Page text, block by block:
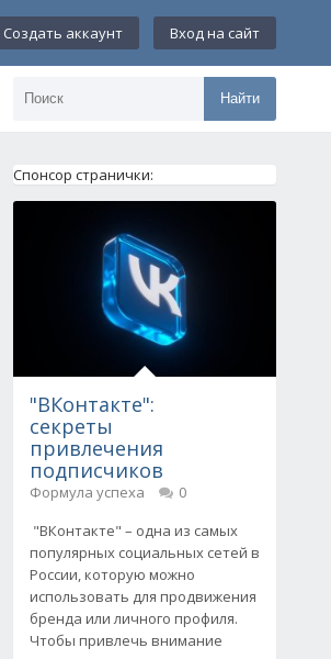
Создать аккаунт Вход на сайт
Найти
Спонсор странички:
"ВКонтакте":
секреты
привлечения
подписчиков
Формула успеха
0
"ВКонтакте" – одна из самых
популярных социальных сетей в
России, которую можно
использовать для продвижения
бренда или личного профиля.
Чтобы привлечь внимание